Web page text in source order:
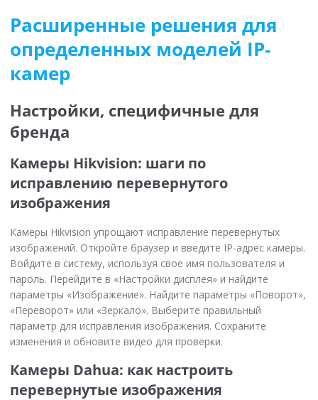
Расширенные решения для
определенных моделей IP-
камер
Настройки, специфичные для
бренда
Камеры Hikvision: шаги по
исправлению перевернутого
изображения
Камеры Hikvision упрощают исправление перевернутых
изображений. Откройте браузер и введите IP-адрес камеры.
Войдите в систему, используя свое имя пользователя и
пароль. Перейдите в «Настройки дисплея» и найдите
параметры «Изображение». Найдите параметры «Поворот»,
«Переворот» или «Зеркало». Выберите правильный
параметр для исправления изображения. Сохраните
изменения и обновите видео для проверки.
Камеры Dahua: как настроить
перевернутые изображения